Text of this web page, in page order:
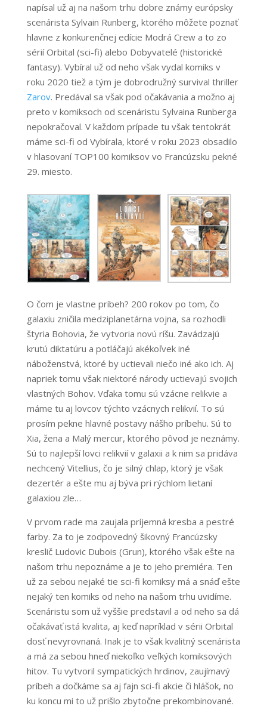
napísal už aj na našom trhu dobre známy európsky
scenárista Sylvain Runberg, ktorého môžete poznať
hlavne z konkurenčnej edície Modrá Crew a to zo
sérií Orbital (sci-fi) alebo Dobyvatelé (historické
fantasy). Vybíral už od neho však vydal komiks v
roku 2020 tiež a tým je dobrodružný survival thriller
Zarov. Predával sa však pod očakávania a možno aj
preto v komiksoch od scenáristu Sylvaina Runberga
nepokračoval. V každom prípade tu však tentokrát
máme sci-fi od Vybírala, ktoré v roku 2023 obsadilo
v hlasovaní TOP100 komiksov vo Francúzsku pekné
29. miesto.
O čom je vlastne príbeh? 200 rokov po tom, čo
galaxiu zničila medziplanetárna vojna, sa rozhodli
štyria Bohovia, že vytvoria novú ríšu. Zavádzajú
krutú diktatúru a potláčajú akékoľvek iné
náboženstvá, ktoré by uctievali niečo iné ako ich. Aj
napriek tomu však niektoré národy uctievajú svojich
vlastných Bohov. Vďaka tomu sú vzácne relikvie a
máme tu aj lovcov týchto vzácnych relikvií. To sú
prosím pekne hlavné postavy nášho príbehu. Sú to
Xia, žena a Malý mercur, ktorého pôvod je neznámy.
Sú to najlepší lovci relikvií v galaxii a k nim sa pridáva
nechcený Vitellius, čo je silný chlap, ktorý je však
dezertér a ešte mu aj býva pri rýchlom lietaní
galaxiou zle…
V prvom rade ma zaujala príjemná kresba a pestré
farby. Za to je zodpovedný šikovný Francúzsky
kreslič Ludovic Dubois (Grun), ktorého však ešte na
našom trhu nepoznáme a je to jeho premiéra. Ten
už za sebou nejaké tie sci-fi komiksy má a snáď ešte
nejaký ten komiks od neho na našom trhu uvidíme.
Scenáristu som už vyššie predstavil a od neho sa dá
očakávať istá kvalita, aj keď napríklad v sérii Orbital
dosť nevyrovnaná. Inak je to však kvalitný scenárista
a má za sebou hneď niekoľko veľkých komiksových
hitov. Tu vytvoril sympatických hrdinov, zaujímavý
príbeh a dočkáme sa aj fajn sci-fi akcie či hlášok, no
ku koncu mi to už prišlo zbytočne prekombinované.